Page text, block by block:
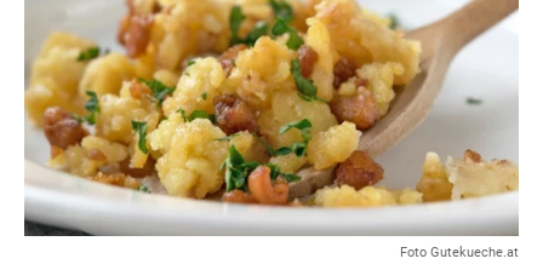
Foto Gutekueche.at